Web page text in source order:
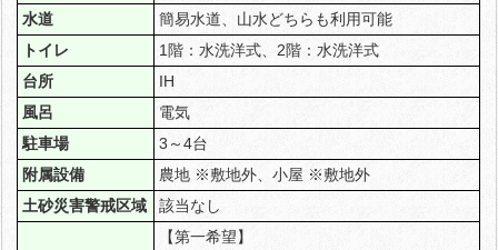
水道
簡易水道、山水どちらも利用可能
トイレ
1階：水洗洋式、2階：水洗洋式
台所
IH
風呂
電気
駐車場
3～4台
附属設備
農地 ※敷地外、小屋 ※敷地外
土砂災害警戒区域
該当なし
【第一希望】